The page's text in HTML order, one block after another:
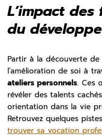
L’impact
du
Partir à la découverte
l’amélioration de soi à
ateliers personnels. Ces
révéler des talents
orientation dans la vie
Retrouvez quelques
trouver sa vocation